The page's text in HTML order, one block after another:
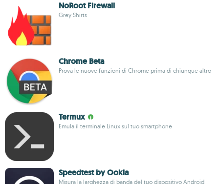
NoRoot Firewall
Grey Shirts
Chrome Beta
Prova le nuove funzioni di Chrome prima di chiunque altro
Termux
Emula il terminale Linux sul tuo smartphone
Speedtest by Ookla
Misura la larghezza di banda del tuo dispositivo Android